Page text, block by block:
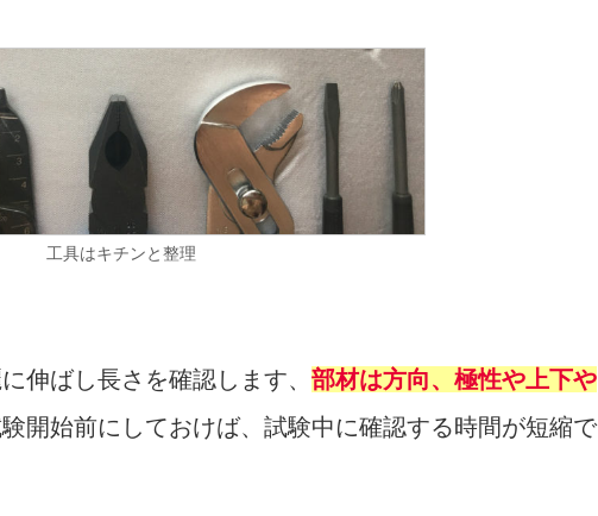
工具はキチンと整理
伸ばし長さを確認します、 部材は方向、極性や上下や
開始前にしておけば、試験中に確認する時間が短縮で